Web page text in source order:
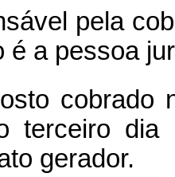
pela
é a pessoa
cobrado
terceiro
gerador.